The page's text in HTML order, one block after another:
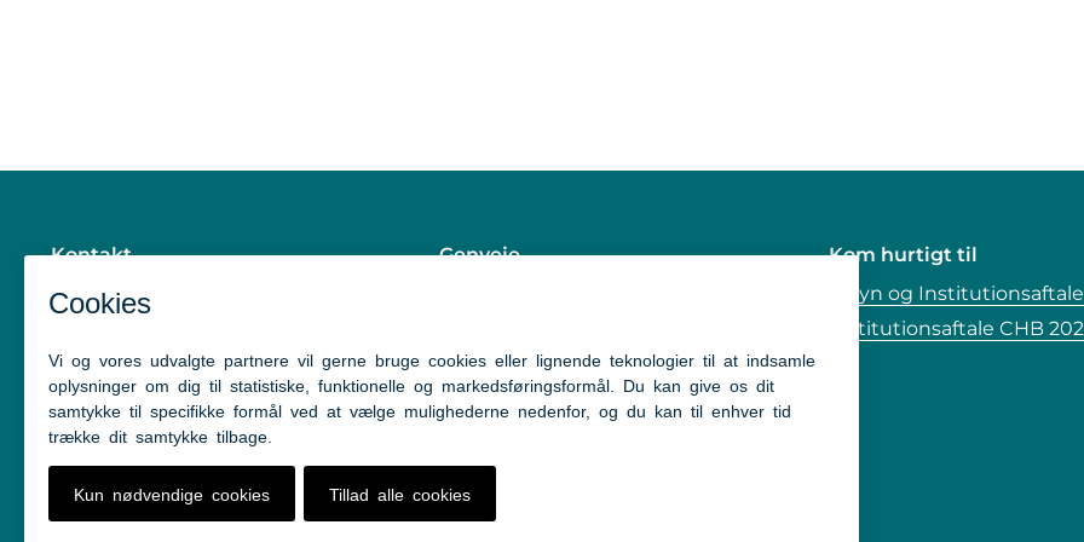
Kontakt
Center for Hjerneskade &
Mads Clausensvej 130
6360 Tinglev
Tlf: 7376 8850 - 7376 8640
Genveje
Facebook - STU Næstmark
LinkedIn
Whistleblower
Kom hurtigt til
Tilsyn og
Institutionsaftale CHB